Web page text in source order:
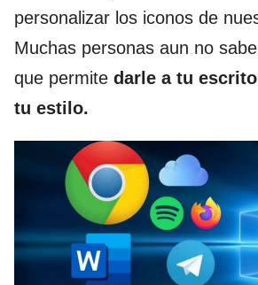
personalizar los iconos de
Muchas personas aun no
que permite darle a tu
tu estilo.